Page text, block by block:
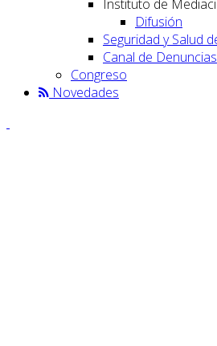
Instituto de
Difusión
Seguridad y Salud
Canal de Denuncias
Congreso
Novedades